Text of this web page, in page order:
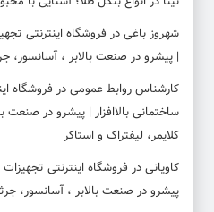
شهروز باغیدر فروشگاه اینترنتی
| پیشرو در صنعت بالابر ، آسانسور،
کارشناس روابط عمومیدر فروشگاه
ساختمانی بالاافزار | پیشرو در صنعت
کلایمر، لیفتراک و استاکر
کاویانیدر فروشگاه اینترنتی
پیشرو در صنعت بالابر ، آسانسور،